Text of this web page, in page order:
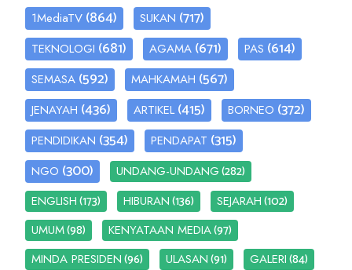
1MediaTV (864) SUKAN (717)
TEKNOLOGI (681) AGAMA (671) PAS (614)
SEMASA (592) MAHKAMAH (567)
JENAYAH (436) ARTIKEL (415) BORNEO (372)
PENDIDIKAN (354) PENDAPAT (315)
NGO (300) UNDANG-UNDANG(282)
ENGLISH(173) HIBURAN(136) SEJARAH(102)
UMUM(98) KENYATAAN MEDIA(97)
MINDA PRESIDEN(96) ULASAN(91) GALERI(84)